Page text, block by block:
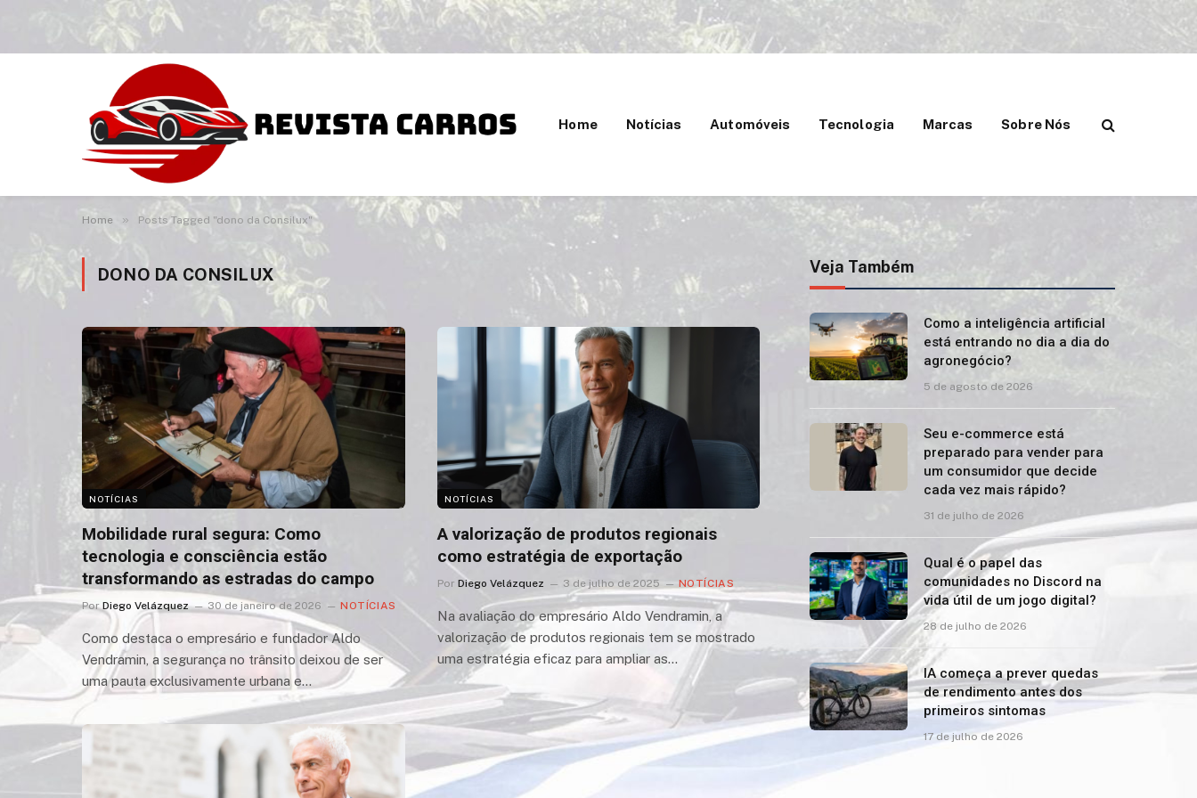
Home Notícias Automóveis Tecnologia Marcas Sobre Nós
Home » Posts Tagged "dono da Consilux"
DONO DA CONSILUX
NOTÍCIAS
Mobilidade rural segura: Como
tecnologia e consciência estão
transformando as estradas do campo
Por Diego Velázquez 30 de janeiro de 2026 NOTÍCIAS
Como destaca o empresário e fundador Aldo
Vendramin, a segurança no trânsito deixou de ser
uma pauta exclusivamente urbana e…
NOTÍCIAS
A valorização de produtos regionais
como estratégia de exportação
Por Diego Velázquez 3 de julho de 2025 NOTÍCIAS
Na avaliação do empresário Aldo Vendramin, a
valorização de produtos regionais tem se mostrado
uma estratégia eficaz para ampliar as…
Veja Também
Como a inteligência artificial
está entrando no dia a dia do
agronegócio?
5 de agosto de 2026
Seu e-commerce está
preparado para vender para
um consumidor que decide
cada vez mais rápido?
31 de julho de 2026
Qual é o papel das
comunidades no Discord na
vida útil de um jogo digital?
28 de julho de 2026
IA começa a prever quedas
de rendimento antes dos
primeiros sintomas
17 de julho de 2026